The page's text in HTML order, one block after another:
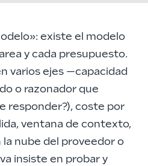
existe el modelo
y cada presupuesto.
varios ejes —capacidad
o razonadorque
responder?), coste por
ventana de contexto,
nube del proveedor o
insiste en probar y